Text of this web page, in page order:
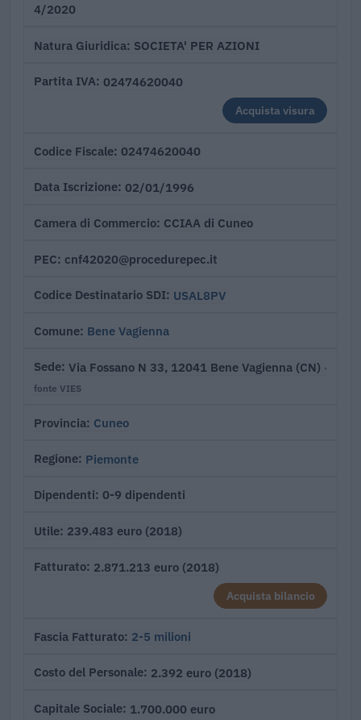
4/2020
Natura Giuridica SOCIETA' PER AZIONI
Partita IVA 02474620040
Acquista visura
Codice Fiscale 02474620040
Data Iscrizione 02/01/1996
Camera di Commercio CCIAA di Cuneo
PEC cnf42020@procedurepec.it
Codice Destinatario SDI USAL8PV
Comune Bene Vagienna
Sede Via Fossano N 33, 12041 Bene Vagienna (CN) ·
fonte VIES
Provincia Cuneo
Regione Piemonte
Dipendenti 0-9 dipendenti
Utile 239.483 euro (2018)
Fatturato 2.871.213 euro (2018)
Acquista bilancio
Fascia Fatturato 2-5 milioni
Costo del Personale 2.392 euro (2018)
Capitale Sociale 1.700.000 euro